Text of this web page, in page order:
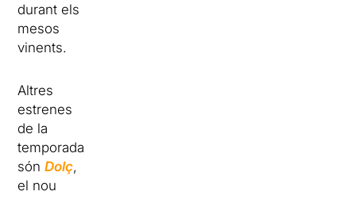
durant els
mesos
vinents.
Altres
estrenes
de la
temporada
sónDolç,
el nou